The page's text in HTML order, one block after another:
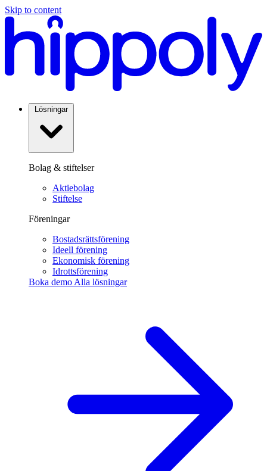
Skip to content
Lösningar
Bolag & stiftelser
Aktiebolag
Stiftelse
Föreningar
Bostadsrättsförening
Ideell förening
Ekonomisk förening
Idrottsförening
Boka demo Alla lösningar